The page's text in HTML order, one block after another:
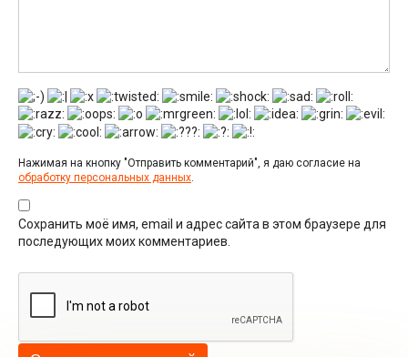
Нажимая на кнопку "Отправить комментарий", я даю согласие на
обработку персональных данных.
Сохранить моё имя, email и адрес сайта в этом браузере для
последующих моих комментариев.